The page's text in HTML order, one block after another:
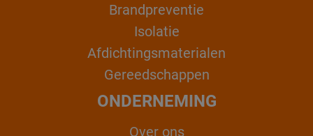
Brandpreventie
Isolatie
Afdichtingsmaterialen
Gereedschappen
ONDERNEMING
Over ons